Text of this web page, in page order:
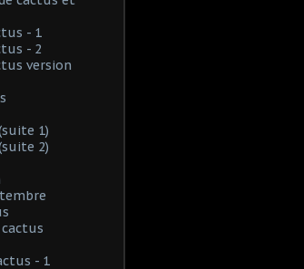
- 1
- 2
version
1)
2)
- 1